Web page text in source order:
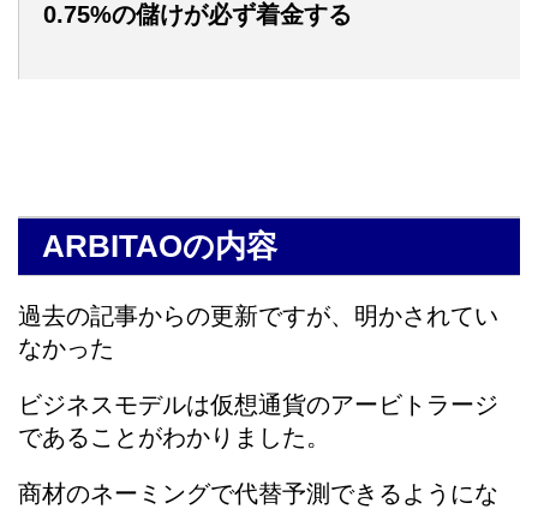
0.75%の儲けが必ず着金する
ARBITAOの内容
過去の記事からの更新ですが、明かされてい
なかった
ビジネスモデルは仮想通貨のアービトラージ
であることがわかりました。
商材のネーミングで代替予測できるようにな